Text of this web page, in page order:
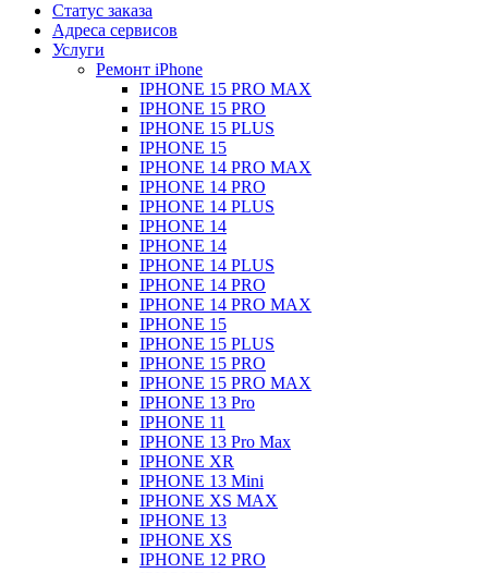
Статус заказа
Адреса сервисов
Услуги
Ремонт iPhone
IPHONE 15 PRO MAX
IPHONE 15 PRO
IPHONE 15 PLUS
IPHONE 15
IPHONE 14 PRO MAX
IPHONE 14 PRO
IPHONE 14 PLUS
IPHONE 14
IPHONE 14
IPHONE 14 PLUS
IPHONE 14 PRO
IPHONE 14 PRO MAX
IPHONE 15
IPHONE 15 PLUS
IPHONE 15 PRO
IPHONE 15 PRO MAX
IPHONE 13 Pro
IPHONE 11
IPHONE 13 Pro Max
IPHONE XR
IPHONE 13 Mini
IPHONE XS MAX
IPHONE 13
IPHONE XS
IPHONE 12 PRO